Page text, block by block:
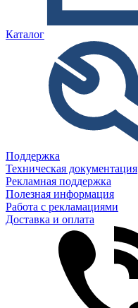
Каталог
Поддержка
Техническая документация
Рекламная поддержка
Полезная информация
Работа с рекламациями
Доставка и оплата